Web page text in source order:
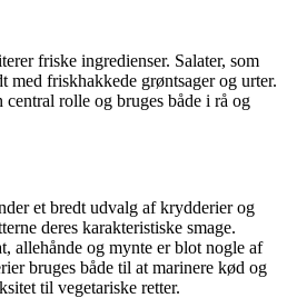
friske ingredienser. Salater, som
med friskhakkede grøntsager og urter.
rolle og bruges både i rå og
et bredt udvalg af krydderier og
deres karakteristiske smage.
allehånde og mynte er blot nogle af
bruges både til at marinere kød og
til vegetariske retter.